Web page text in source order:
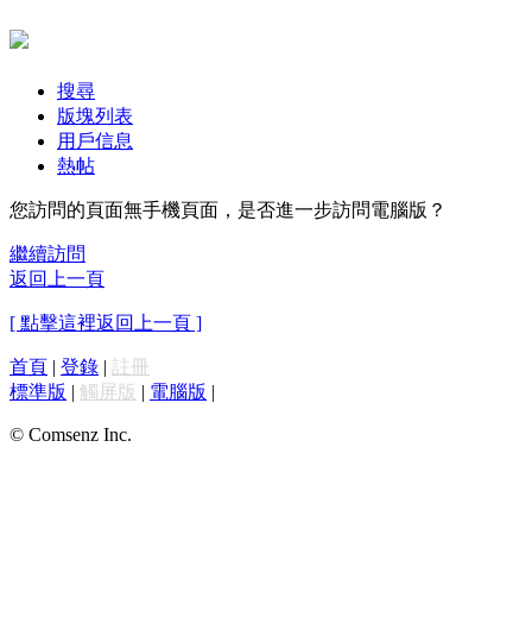
搜尋
版塊列表
用戶信息
熱帖
您訪問的頁面無手機頁面，是否進一步訪問電腦版？
繼續訪問
返回上一頁
[ 點擊這裡返回上一頁 ]
首頁 | 登錄 | 註冊
標準版 | 觸屏版 | 電腦版 |
© Comsenz Inc.